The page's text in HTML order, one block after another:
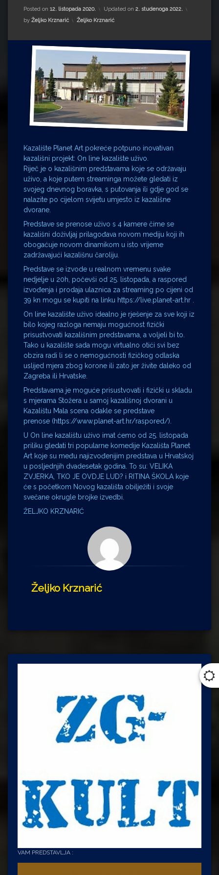
Drugi autori
Drugi autori
Matea Andrić
Ljiljana Lekanić-Kljaić
Željko Krznarić
Mario Lovreković
Miroslav Šantek
Posted on 12. listopada 2020. Updated on 2. studenoga 2022.
by Željko Krznarić Kategorije:
Željko Krznarić
Kazalište Planet Art pokreće potpuno inovativan
kazališni projekt: On line kazalište uživo.
Riječ je o kazališnim predstavama koje se održavaju
uživo, a koje putem streaminga možete gledati iz
svojeg dnevnog boravka, s putovanja ili gdje god se
nalazite po cijelom svijetu umjesto iz kazališne
dvorane.
Predstave se prenose uživo s 4 kamere čime se
kazališni doživljaj prilagođava novom mediju koji ih
obogaćuje novom dinamikom u isto vrijeme
zadržavajući kazališnu čaroliju.
Predstave se izvode u realnom vremenu svake
nedjelje u 20h, počevši od 25. listopada, a raspored
izvođenja i prodaja ulaznica za streaming po cijeni od
39 kn mogu se kupiti na linku https://live.planet-art.hr .
On line kazalište uživo idealno je rješenje za sve koji iz
bilo kojeg razloga nemaju mogućnost fizički
prisustvovati kazališnim predstavama, a voljeli bi to.
Tako u kazalište sada mogu virtualno otići svi bez
obzira radi li se o nemogućnosti fizičkog odlaska
uslijed mjera zbog korone ili zato jer živite daleko od
Zagreba ili Hrvatske.
Predstavama je moguće prisustvovati i fizički u skladu
s mjerama Stožera u samoj kazališnoj dvorani u
Kazalištu Mala scena odakle se predstave
prenose (https://www.planet-art.hr/raspored/).
U On line kazalištu uživo imat ćemo od 25. listopada
priliku gledati tri popularne komedije Kazališta Planet
Art koje su među najizvođenijim predstava u Hrvatskoj
u posljednjih dvadesetak godina. To su: VELIKA
ZVJERKA, TKO JE OVDJE LUD? i RITINA ŠKOLA koje
će s početkom Novog kazališta obilježiti i svoje
svečane okrugle brojke izvedbi.
ŽELJKO KRZNARIĆ
Željko Krznarić
VAM PREDSTAVLJA :